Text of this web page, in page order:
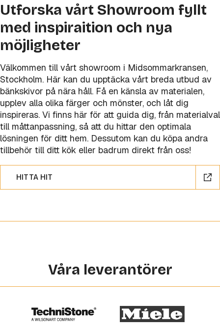
Utforska vårt Showroom fyllt
med inspiraition och nya
möjligheter
Välkommen till vårt showroom i Midsommarkransen,
Stockholm. Här kan du upptäcka vårt breda utbud av
bänkskivor på nära håll. Få en känsla av materialen,
upplev alla olika färger och mönster, och låt dig
inspireras. Vi finns här för att guida dig, från materialval
till måttanpassning, så att du hittar den optimala
lösningen för ditt hem. Dessutom kan du köpa andra
tillbehör till ditt kök eller badrum direkt från oss!
HITTA HIT
Våra leverantörer